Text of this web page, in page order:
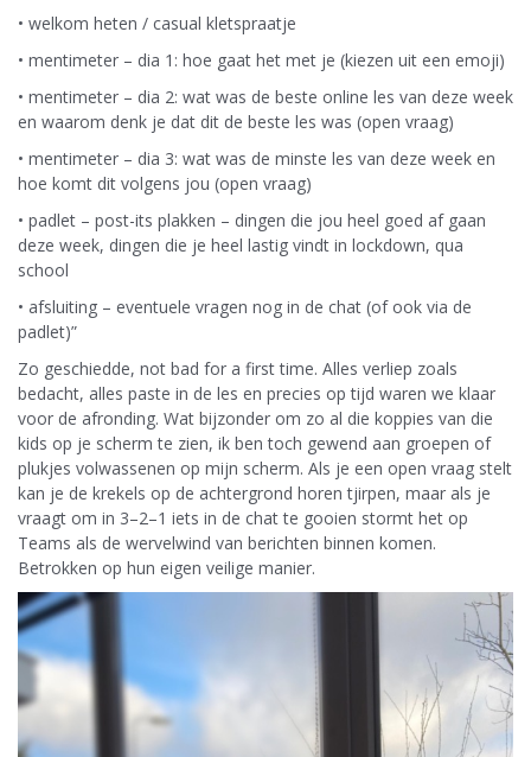
• welkom heten / casual kletspraatje
• mentimeter – dia 1: hoe gaat het met je (kiezen uit een emoji)
• mentimeter – dia 2: wat was de beste online les van deze week
en waarom denk je dat dit de beste les was (open vraag)
• mentimeter – dia 3: wat was de minste les van deze week en
hoe komt dit volgens jou (open vraag)
• padlet – post-its plakken – dingen die jou heel goed af gaan
deze week, dingen die je heel lastig vindt in lockdown, qua
school
• afsluiting – eventuele vragen nog in de chat (of ook via de
padlet)”
Zo geschiedde, not bad for a first time. Alles verliep zoals
bedacht, alles paste in de les en precies op tijd waren we klaar
voor de afronding. Wat bijzonder om zo al die koppies van die
kids op je scherm te zien, ik ben toch gewend aan groepen of
plukjes volwassenen op mijn scherm. Als je een open vraag stelt
kan je de krekels op de achtergrond horen tjirpen, maar als je
vraagt om in 3–2–1 iets in de chat te gooien stormt het op
Teams als de wervelwind van berichten binnen komen.
Betrokken op hun eigen veilige manier.